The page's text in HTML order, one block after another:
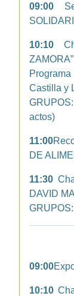
09:00
10:10
Castilla y
actos)
11:00
DE
11:30
DAVID
09:00
10:10